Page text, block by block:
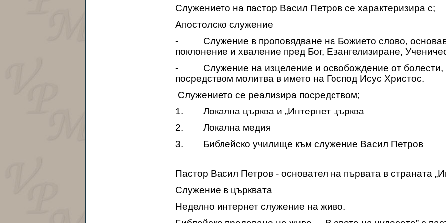
Служението на пастор Васил Петров се характеризира с;
Апостолско служение
- Служение в проповядване на Божието слово,
поклонение и хваление пред Бог, Евангелизиране,
- Служение на изцеление и освобождение от болести,
посредством молитва в името на Господ Исус Христос.
Служението се реализира посредством;
1. Локална църква и „Интернет църква
2. Локална медия
3. Библейско училище към служение Васил Петров
Пастор Васил Петров - основател на първата в страната
Служение в църквата
Неделно интернет служение на живо.